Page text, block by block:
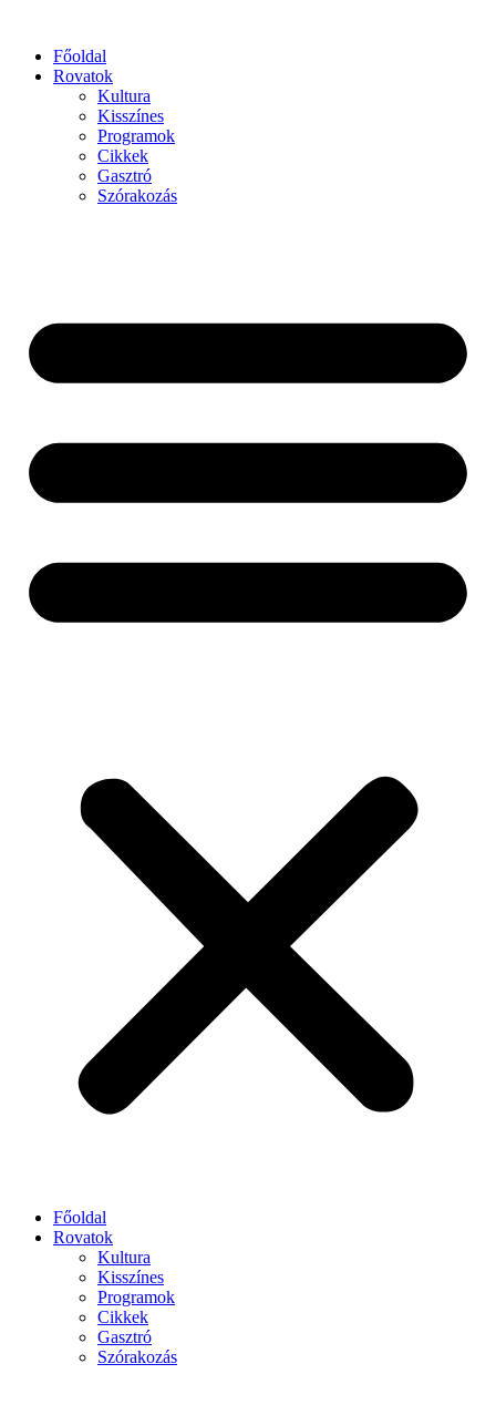
Főoldal
Rovatok
Kultura
Kisszínes
Programok
Cikkek
Gasztró
Szórakozás
Főoldal
Rovatok
Kultura
Kisszínes
Programok
Cikkek
Gasztró
Szórakozás